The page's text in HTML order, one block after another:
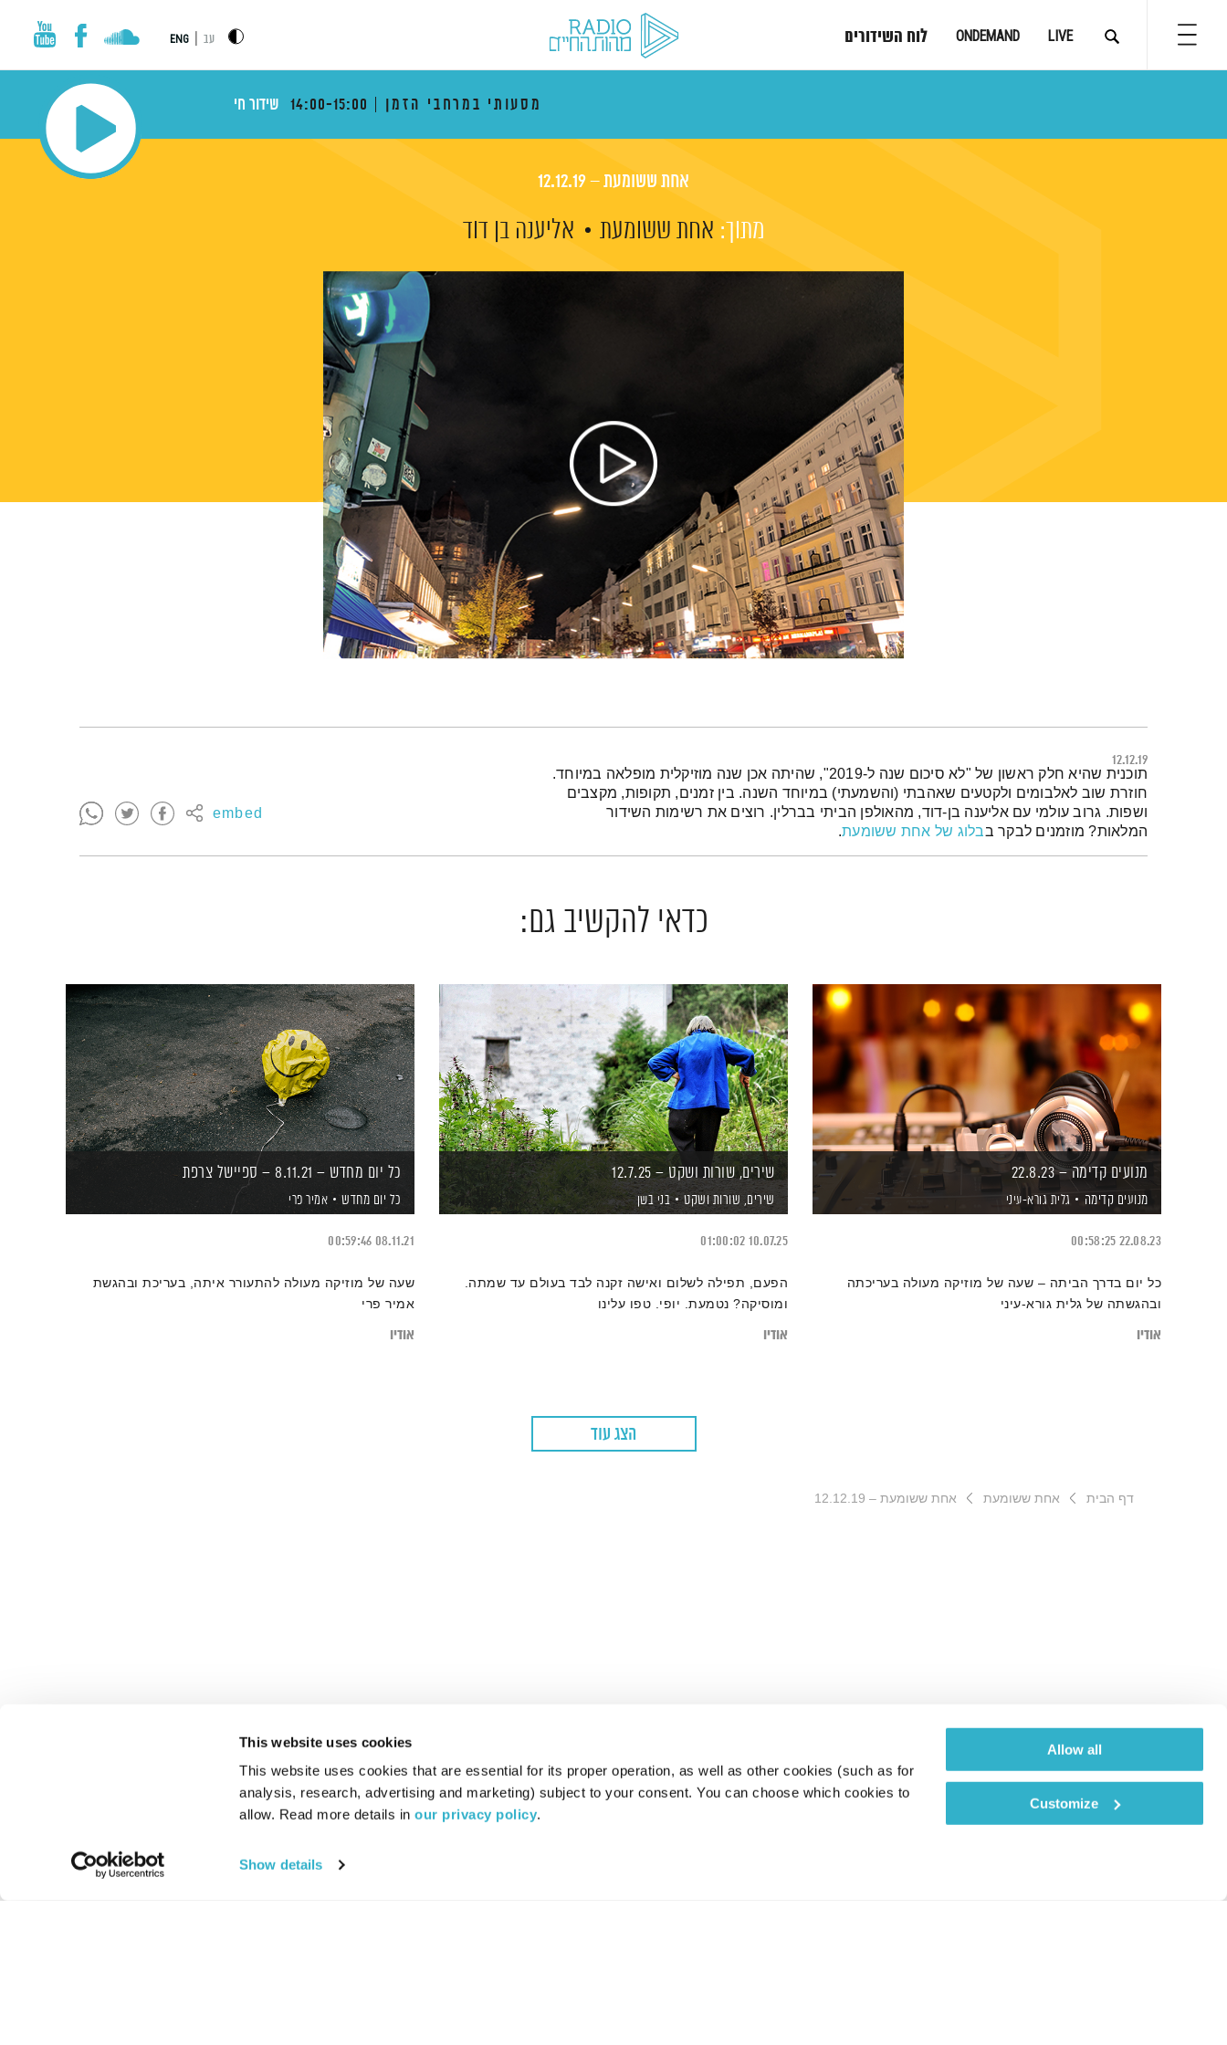
This website uses cookies
This website uses cookies that are essential for its proper operation, as well as other cookies (such as for
analysis, research, advertising and marketing) subject to your consent. You can choose which cookies to
allow. Read more details in our privacy policy.
Show details
Allow all
Customize
LIVE
ONDEMAND לוח השידורים עב ENG
מסעותי במרחבי הזמן 14:00-15:00 שידור חי
אחת ששומעת – 12.12.19
מתוך: אחת ששומעת אליענה בן דוד
12.12.19
embed
תמצית הפודקאסט
תוכנית שהיא חלק ראשון של "לא סיכום שנה ל-2019", שהיתה אכן שנה מוזיקלית מופלאה במיוחד.
חוזרת שוב לאלבומים ולקטעים שאהבתי (והשמעתי) במיוחד השנה. בין זמנים, תקופות, מקצבים
ושפות. גרוב עולמי עם אליענה בן-דוד, מהאולפן הביתי בברלין. רוצים את רשימות השידור
המלאות? מוזמנים לבקר בבלוג של אחת ששומעת.
כדאי להקשיב גם:
מנועים קדימה – 22.8.23
מנועים קדימה גלית גורא-עיני
22.08.23
00:58:25
כל יום בדרך הביתה – שעה של מוזיקה מעולה בעריכתה
ובהגשתה של גלית גורא-עיני
אודיו
שירים, שורות ושקט – 12.7.25
שירים, שורות ושקט בני בשן
10.07.25
01:00:02
הפעם, תפילה לשלום ואישה זקנה לבד בעולם עד שמתה.
ומוסיקה? נטמעת. יופי. טפו עלינו
אודיו
כל יום מחדש – 8.11.21 – ספיישל צרפת
כל יום מחדש אמיר פרי
08.11.21
00:59:46
שעה של מוזיקה מעולה להתעורר איתה, בעריכת ובהגשת
אמיר פרי
אודיו
הצג עוד
דף הבית אחת ששומעת אחת ששומעת – 12.12.19